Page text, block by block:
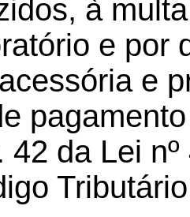
à
e por
e
42 da Lei